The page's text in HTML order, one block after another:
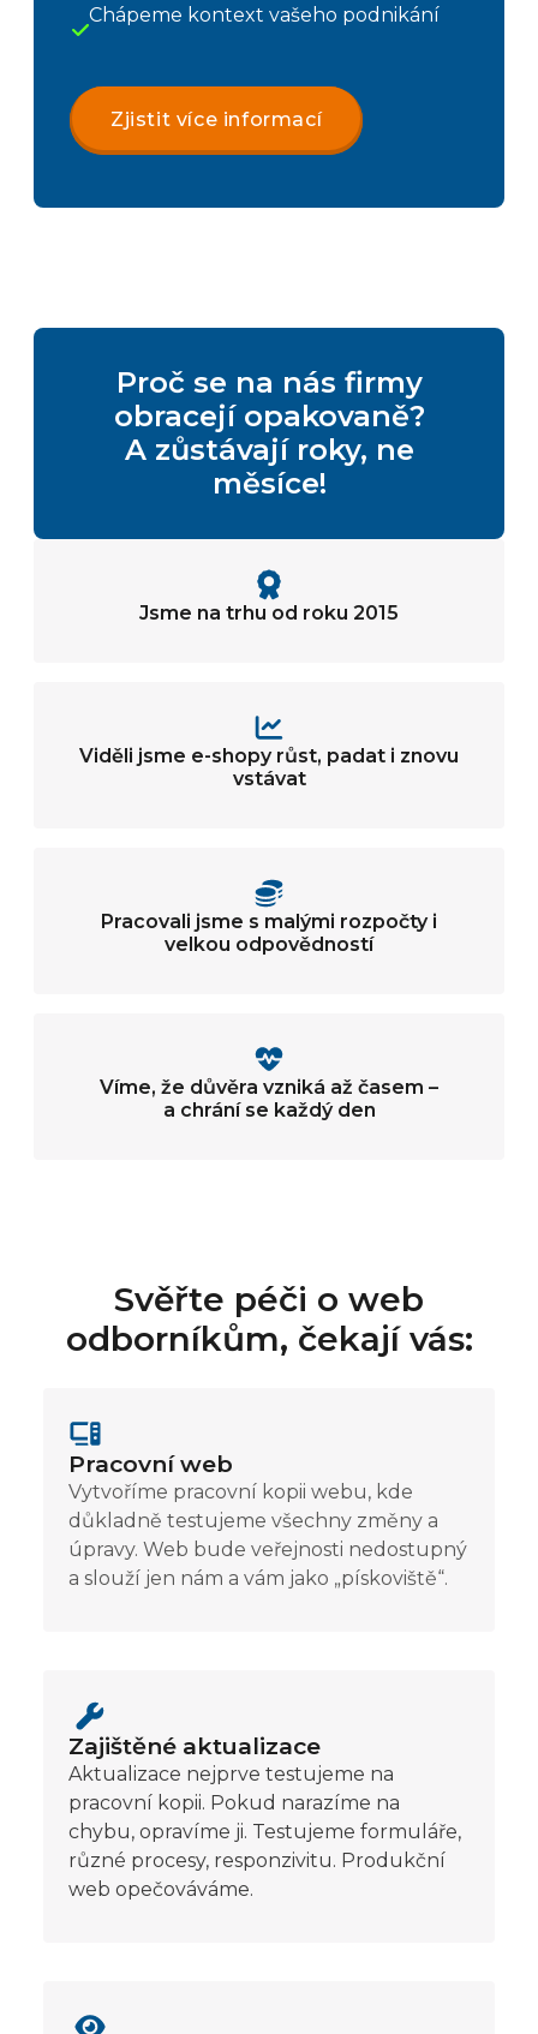
Chápeme kontext vašeho podnikání
Zjistit více informací
Proč se na nás firmy
obracejí opakovaně?
A zůstávají roky, ne
měsíce!
Jsme na trhu od roku 2015
Viděli jsme e-shopy růst, padat i znovu
vstávat
Pracovali jsme s malými rozpočty i
velkou odpovědností
Víme, že důvěra vzniká až časem –
a chrání se každý den
Svěřte péči o web
odborníkům, čekají vás:
Pracovní web
Vytvoříme pracovní kopii webu, kde
důkladně testujeme všechny změny a
úpravy. Web bude veřejnosti nedostupný
a slouží jen nám a vám jako „pískoviště“.
Zajištěné aktualizace
Aktualizace nejprve testujeme na
pracovní kopii. Pokud narazíme na
chybu, opravíme ji. Testujeme formuláře,
různé procesy, responzivitu. Produkční
web opečováváme.